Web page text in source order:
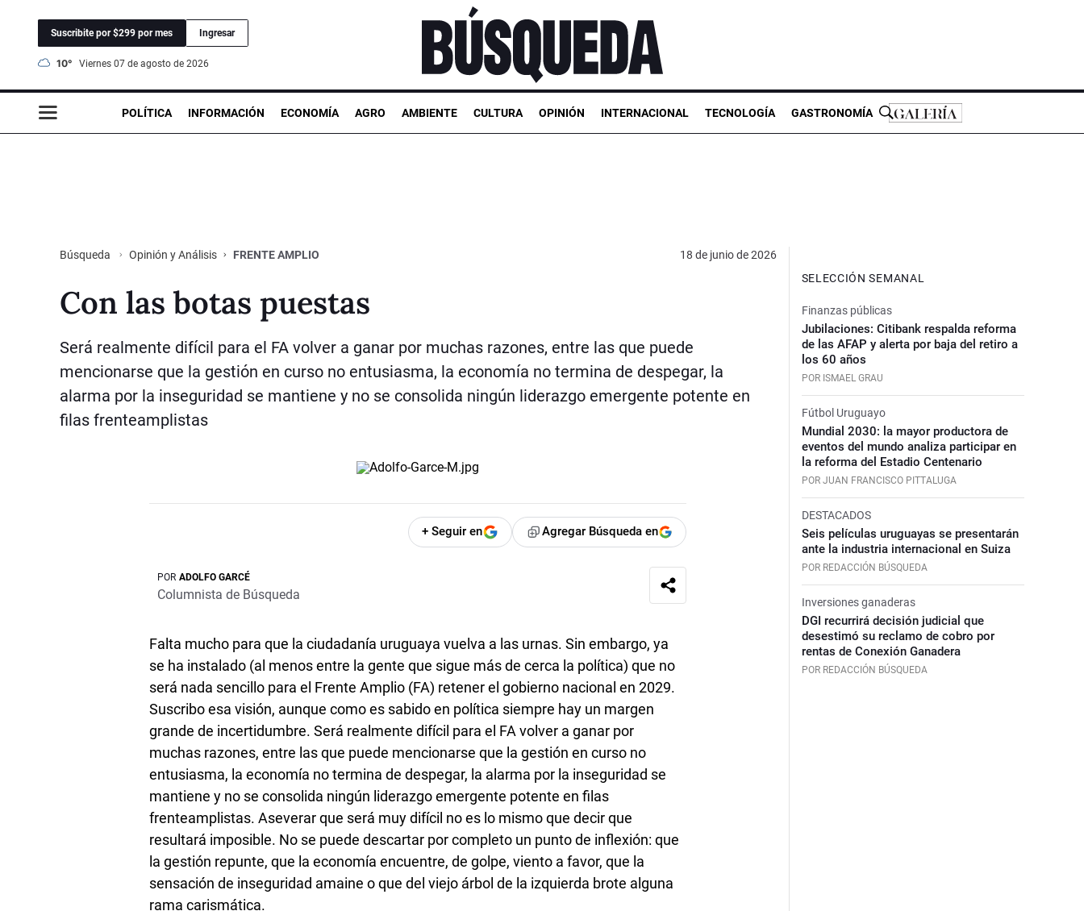
Suscribite por $299 por mes Ingresar
10° viernes 07 de agosto de 2026
POLÍTICA INFORMACIÓN ECONOMÍA AGRO AMBIENTE CULTURA OPINIÓN INTERNACIONAL TECNOLOGÍA GASTRONOMÍA
Búsqueda Opinión y Análisis FRENTE AMPLIO 18 de junio de 2026
Con las botas puestas
Será realmente difícil para el FA volver a ganar por muchas razones, entre las que puede
mencionarse que la gestión en curso no entusiasma, la economía no termina de despegar, la
alarma por la inseguridad se mantiene y no se consolida ningún liderazgo emergente potente en
filas frenteamplistas
+ Seguir en Agregar Búsqueda en
POR ADOLFO GARCÉ
Columnista de Búsqueda
Falta mucho para que la ciudadanía uruguaya vuelva a las urnas. Sin embargo, ya
se ha instalado (al menos entre la gente que sigue más de cerca la política) que no
será nada sencillo para el Frente Amplio (FA) retener el gobierno nacional en 2029.
Suscribo esa visión, aunque como es sabido en política siempre hay un margen
grande de incertidumbre. Será realmente difícil para el FA volver a ganar por
muchas razones, entre las que puede mencionarse que la gestión en curso no
entusiasma, la economía no termina de despegar, la alarma por la inseguridad se
mantiene y no se consolida ningún liderazgo emergente potente en filas
frenteamplistas. Aseverar que será muy difícil no es lo mismo que decir que
resultará imposible. No se puede descartar por completo un punto de inflexión: que
la gestión repunte, que la economía encuentre, de golpe, viento a favor, que la
sensación de inseguridad amaine o que del viejo árbol de la izquierda brote alguna
rama carismática.
SELECCIÓN SEMANAL
Finanzas públicas
Jubilaciones: Citibank respalda reforma
de las AFAP y alerta por baja del retiro a
los 60 años
POR ISMAEL GRAU
Fútbol Uruguayo
Mundial 2030: la mayor productora de
eventos del mundo analiza participar en
la reforma del Estadio Centenario
POR JUAN FRANCISCO PITTALUGA
DESTACADOS
Seis películas uruguayas se presentarán
ante la industria internacional en Suiza
POR REDACCIÓN BÚSQUEDA
Inversiones ganaderas
DGI recurrirá decisión judicial que
desestimó su reclamo de cobro por
rentas de Conexión Ganadera
POR REDACCIÓN BÚSQUEDA